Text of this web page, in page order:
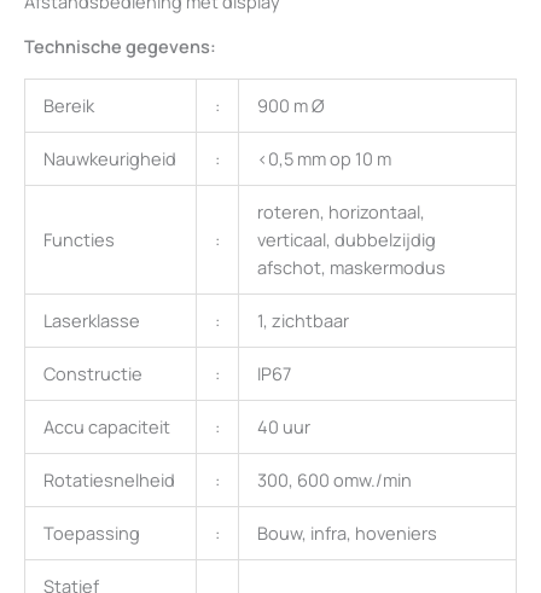
Technische gegevens:
Bereik : 900 m Ø
Nauwkeurigheid : <0,5 mm op 10 m
Functies :
roteren, horizontaal,
verticaal, dubbelzijdig
afschot, maskermodus
Laserklasse : 1, zichtbaar
Constructie : IP67
Accu capaciteit : 40 uur
Rotatiesnelheid : 300, 600 omw./min
Toepassing : Bouw, infra, hoveniers
Statief